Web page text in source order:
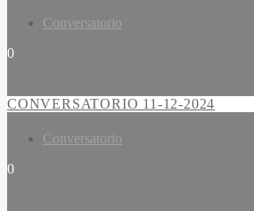
Conversatorio
0
CONVERSATORIO 11-12-2024
Conversatorio
0